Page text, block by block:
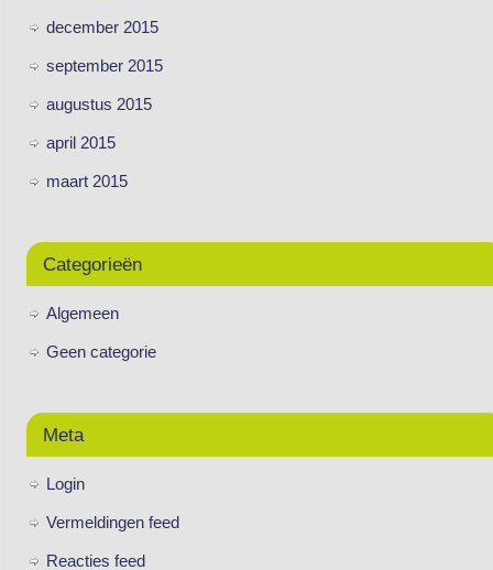
december 2015
september 2015
augustus 2015
april 2015
maart 2015
Categorieën
Algemeen
Geen categorie
Meta
Login
Vermeldingen feed
Reacties feed